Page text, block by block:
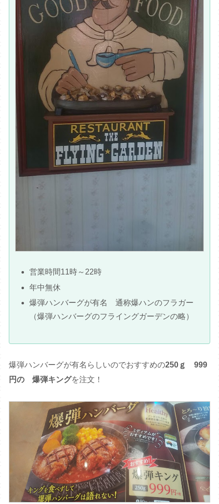
営業時間11時～22時
年中無休
爆弾ハンバーグが有名 通称爆ハンのフラガー
（爆弾ハンバーグのフライングガーデンの略）
爆弾ハンバーグが有名らしいのでおすすめの250ｇ 999
円の 爆弾キングを注文！